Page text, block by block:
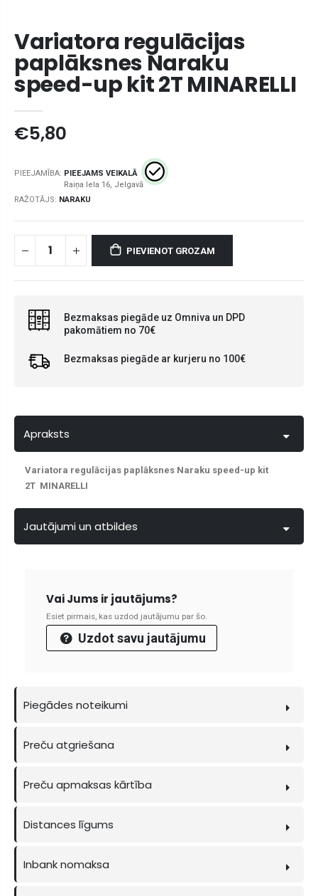
Variatora regulācijas
paplāksnes Naraku
speed-up kit 2T MINARELLI
€5,80
PIEEJAMĪBA: PIEEJAMS VEIKALĀ
RAŽOTĀJS: NARAKU
PIEVIENOT GROZAM
Bezmaksas piegāde uz Omniva un DPD
pakomātiem no 70€
Bezmaksas piegāde ar kurjeru no 100€
Apraksts
Variatora regulācijas paplāksnes Naraku speed-up kit
2T MINARELLI
Jautājumi un atbildes
Vai Jums ir jautājums?
Esiet pirmais, kas uzdod jautājumu par šo.
Uzdot savu jautājumu
Piegādes noteikumi
Preču atgriešana
Preču apmaksas kārtība
Distances līgums
Inbank nomaksa